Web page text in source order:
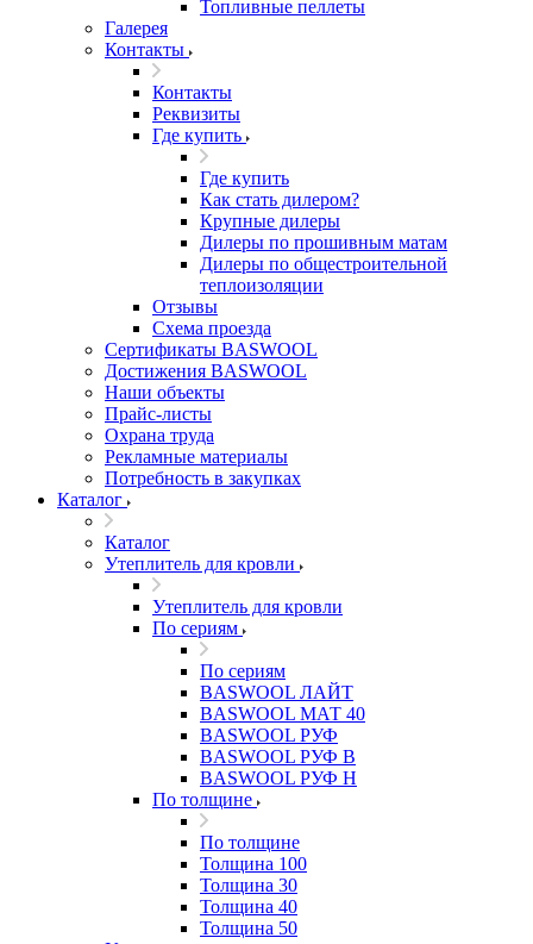
Топливные пеллеты
Галерея
Контакты
Контакты
Реквизиты
Где купить
Где купить
Как стать дилером?
Крупные дилеры
Дилеры по прошивным матам
Дилеры по общестроительной
теплоизоляции
Отзывы
Схема проезда
Сертификаты BASWOOL
Достижения BASWOOL
Наши объекты
Прайс-листы
Охрана труда
Рекламные материалы
Потребность в закупках
Каталог
Каталог
Утеплитель для кровли
Утеплитель для кровли
По сериям
По сериям
BASWOOL ЛАЙТ
BASWOOL МАТ 40
BASWOOL РУФ
BASWOOL РУФ В
BASWOOL РУФ Н
По толщине
По толщине
Толщина 100
Толщина 30
Толщина 40
Толщина 50